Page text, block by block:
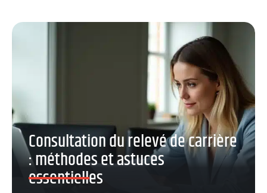
Consultation du relevé de carrière
: méthodes et astuces
essentielles